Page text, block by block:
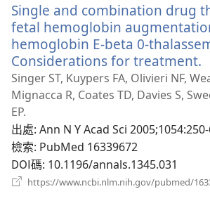
Single and combination drug
fetal hemoglobin
hemoglobin E-beta 0-
Considerations for treatment.
Singer ST, Kuypers FA, Olivieri NF,
Mignacca R, Coates TD, Davies S,
EP.
出處‎: Ann N Y Acad Sci
檢索‎: PubMed 16339672
DOI碼‎: 10.1196/annals.1345.031
https://www.ncbi.nlm.nih.gov/pubmed/